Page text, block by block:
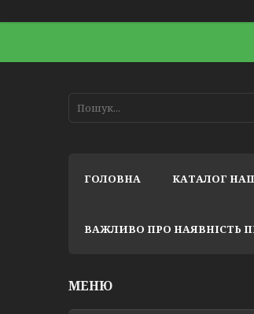
ГОЛОВНА КАТАЛОГ
ВАЖЛИВО ПРО НАЯВНІСТЬ